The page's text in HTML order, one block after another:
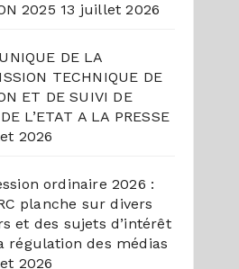
2025 13 juillet 2026
DE LA
TECHNIQUE DE
ET DE SUIVI DE
DE L’ETAT A LA PRESSE
2026
ordinaire 2026 :
planche sur divers
et des sujets d’intérêt
régulation des médias
2026